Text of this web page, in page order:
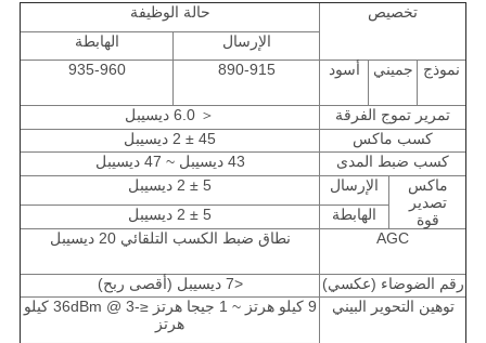
تخصيص
حالة الوظيفة
الإرسال
الهابطة
نموذج
جميني أسود 890-915
935-960
تمرير تموج الفرقة
＜ 6.0 ديسيبل
كسب ماكس
45 ± 2 ديسيبل
كسب ضبط المدى
43 ديسيبل ~ 47 ديسيبل
ماكس
تصدير
قوة
الإرسال
5 ± 2 ديسيبل
الهابطة
5 ± 2 ديسيبل
AGC
نطاق ضبط الكسب التلقائي 20 ديسيبل
رقم الضوضاء (عكسي)
<7 ديسيبل (أقصى ربح)
توهين التحوير البيني
9 كيلو هرتز ~ 1 جيجا هرتز ≤-36dBm @ 3 كيلو
هرتز